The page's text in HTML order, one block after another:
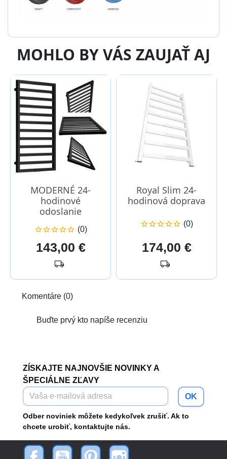
MOHLO BY VÁS ZAUJAŤ AJ
MODERNÉ 24-
hodinové
odoslanie
 (0)
Cena
143,00 €
local_shipping
Royal Slim 24-
hodinová doprava
 (0)
Cena
174,00 €
local_shipping
Komentáre (0)
Buďte prvý kto napíše recenziu
ZÍSKAJTE NAJNOVŠIE NOVINKY A
ŠPECIÁLNE ZĽAVY
OK
Odber noviniek môžete kedykoľvek zrušiť. Ak to
chcete urobiť, kontaktujte nás.